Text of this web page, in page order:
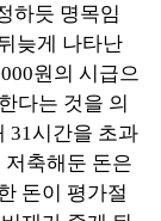
하듯 명목임
늦게 나타난
원의 시급으
다는 것을 의
31시간을 초과
축해둔 돈은
돈이 평가절